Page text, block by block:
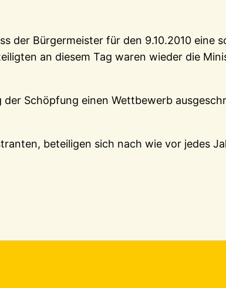
der Bürgermeister für den 9.10.2010 eine
an diesem Tag waren wieder die
Schöpfung einen Wettbewerb
beteiligen sich nach wie vor jedes